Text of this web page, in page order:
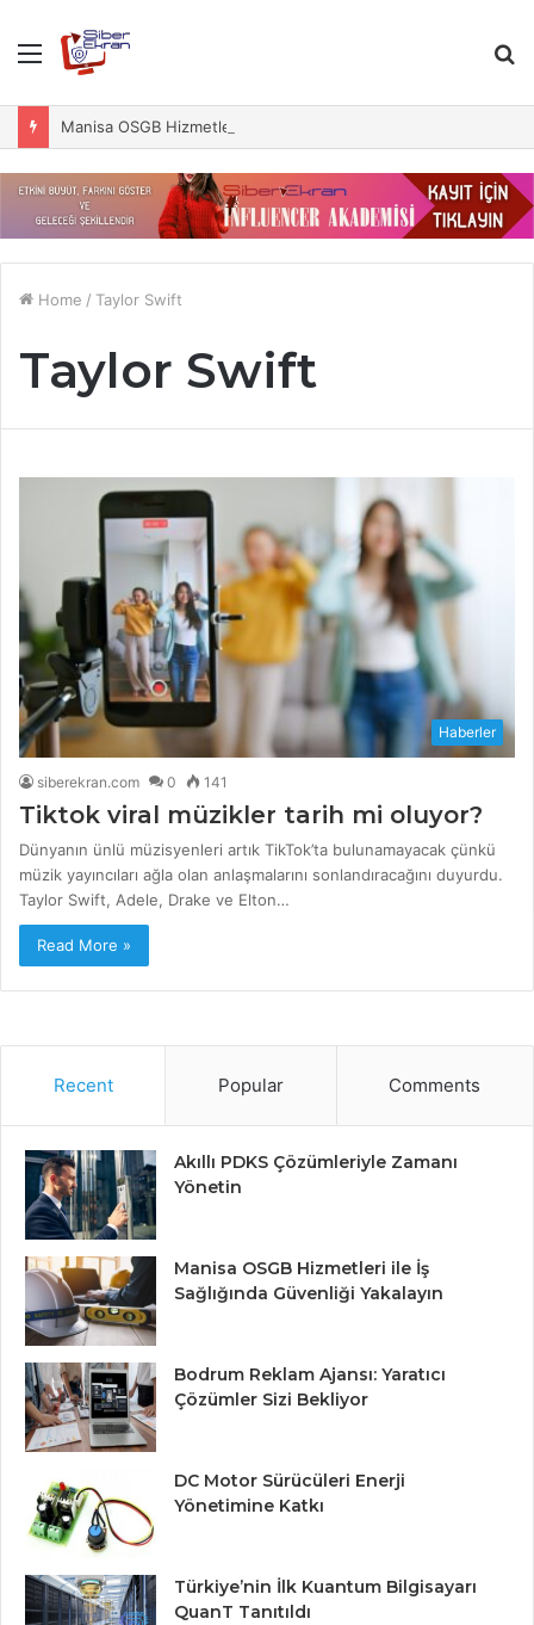
Menu
Home / Taylor Swift
Taylor Swift
Haberler
siberekran.com 0 141
Tiktok viral müzikler tarih mi oluyor?
Dünyanın ünlü müzisyenleri artık TikTok’ta bulunamayacak çünkü
müzik yayıncıları ağla olan anlaşmalarını sonlandıracağını duyurdu.
Taylor Swift, Adele, Drake ve Elton…
Read More »
Recent Popular Comments
Akıllı PDKS Çözümleriyle Zamanı
Yönetin
Manisa OSGB Hizmetleri ile İş
Sağlığında Güvenliği Yakalayın
Bodrum Reklam Ajansı: Yaratıcı
Çözümler Sizi Bekliyor
DC Motor Sürücüleri Enerji
Yönetimine Katkı
Türkiye’nin İlk Kuantum Bilgisayarı
QuanT Tanıtıldı